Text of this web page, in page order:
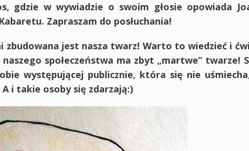
gdzie w wywiadzie o swoim głosie opowiada
Zapraszam do posłuchania!
zbudowana jest nasza twarz! Warto to wiedzieć i
społeczeństwa ma zbyt „martwe” twarze!
występującej publicznie, która się nie
i takie osoby się zdarzają:)